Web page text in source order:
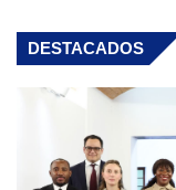
DESTACADOS